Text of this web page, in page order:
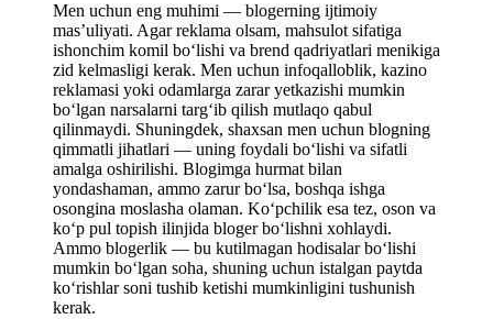
Men uchun eng muhimi — blogerning ijtimoiy
mas’uliyati. Agar reklama olsam, mahsulot sifatiga
ishonchim komil bo‘lishi va brend qadriyatlari menikiga
zid kelmasligi kerak. Men uchun infoqalloblik, kazino
reklamasi yoki odamlarga zarar yetkazishi mumkin
bo‘lgan narsalarni targ‘ib qilish mutlaqo qabul
qilinmaydi. Shuningdek, shaxsan men uchun blogning
qimmatli jihatlari — uning foydali bo‘lishi va sifatli
amalga oshirilishi. Blogimga hurmat bilan
yondashaman, ammo zarur bo‘lsa, boshqa ishga
osongina moslasha olaman. Ko‘pchilik esa tez, oson va
ko‘p pul topish ilinjida bloger bo‘lishni xohlaydi.
Ammo blogerlik — bu kutilmagan hodisalar bo‘lishi
mumkin bo‘lgan soha, shuning uchun istalgan paytda
ko‘rishlar soni tushib ketishi mumkinligini tushunish
kerak.